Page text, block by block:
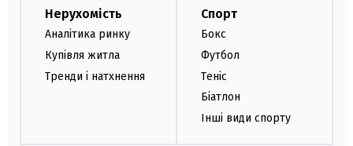
Нерухомість
Аналітика ринку
Купівля житла
Тренди і натхнення
Спорт
Бокс
Футбол
Теніс
Біатлон
Інші види спорту